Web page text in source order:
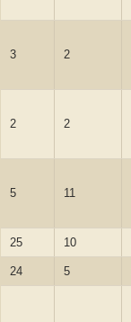
3 2
2 2
5 11
25 10
24 5